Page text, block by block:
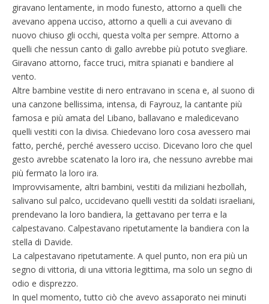
giravano lentamente, in modo funesto, attorno a quelli che
avevano appena ucciso, attorno a quelli a cui avevano di
nuovo chiuso gli occhi, questa volta per sempre. Attorno a
quelli che nessun canto di gallo avrebbe più potuto svegliare.
Giravano attorno, facce truci, mitra spianati e bandiere al
vento.
Altre bambine vestite di nero entravano in scena e, al suono di
una canzone bellissima, intensa, di Fayrouz, la cantante più
famosa e più amata del Libano, ballavano e maledicevano
quelli vestiti con la divisa. Chiedevano loro cosa avessero mai
fatto, perché, perché avessero ucciso. Dicevano loro che quel
gesto avrebbe scatenato la loro ira, che nessuno avrebbe mai
più fermato la loro ira.
Improvvisamente, altri bambini, vestiti da miliziani hezbollah,
salivano sul palco, uccidevano quelli vestiti da soldati israeliani,
prendevano la loro bandiera, la gettavano per terra e la
calpestavano. Calpestavano ripetutamente la bandiera con la
stella di Davide.
La calpestavano ripetutamente. A quel punto, non era più un
segno di vittoria, di una vittoria legittima, ma solo un segno di
odio e disprezzo.
In quel momento, tutto ciò che avevo assaporato nei minuti